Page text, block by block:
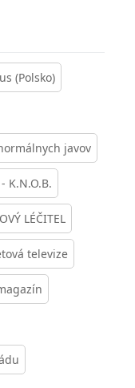
(Polsko)
javov
K.N.O.B.
LÉČITEL
televize